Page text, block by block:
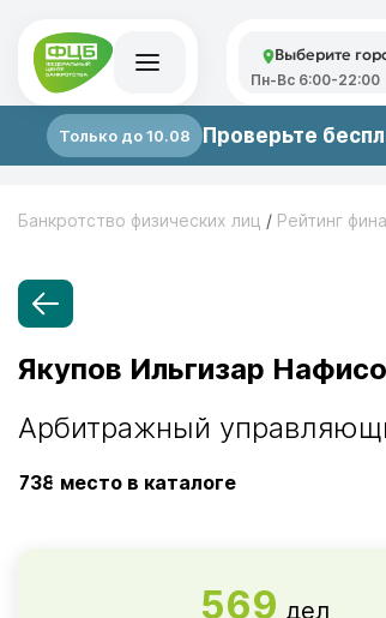
Выберите
Пн-Вс 6:00-22:00
Только до 10.08 Проверьте
Банкротство физических лиц / Рейтинг
Якупов Ильгизар
Арбитражный
738 место в каталоге
569 дел